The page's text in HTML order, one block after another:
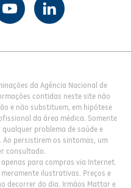
da Agência Nacional de
contidas neste site não
e não substituem, em hipótese
da área médica. Somente
problema de saúde e
persistirem os sintomas, um
consultado.
para compras via Internet.
ilustrativas. Preços e
decorrer do dia. Irmãos Mattar e